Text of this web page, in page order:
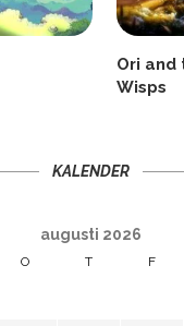
Ori and
Wisps
KALENDER
augusti 2026
O T F